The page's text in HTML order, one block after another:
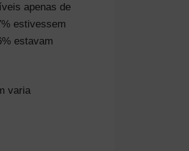
apenas de
estivessem
estavam
varia